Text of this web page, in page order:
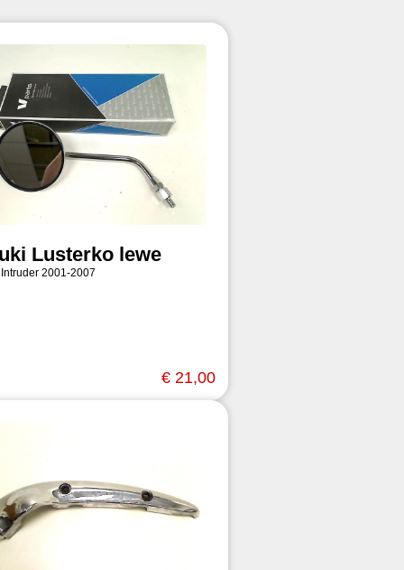
Lusterko lewe
2001-2007
€ 21,00